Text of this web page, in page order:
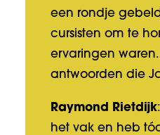
een rondje
cursisten om te
ervaringen
antwoorden die
Raymond Rietdijk
het vak en heb